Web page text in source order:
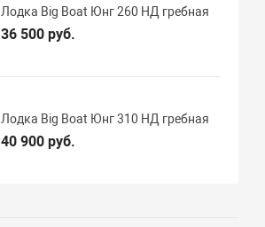
Лодка Big Boat Юнг 260 НД гребная
36 500 руб.
Лодка Big Boat Юнг 310 НД гребная
40 900 руб.